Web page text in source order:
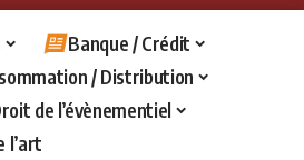
Banque / Crédit
/ Distribution
de l’évènementiel
l’art